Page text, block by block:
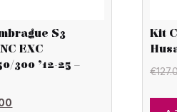
S3
EXC
300 ’12-25 –
Kit
€